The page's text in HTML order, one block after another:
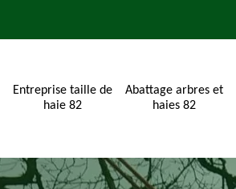
Entreprise taille de
haie 82
Abattage arbres et
haies 82